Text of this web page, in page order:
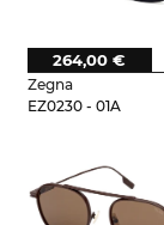
Zegna
EZ0230 - 01A
264,00 €